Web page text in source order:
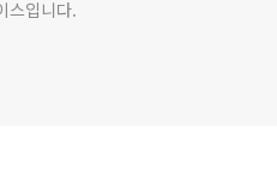
스입니다.